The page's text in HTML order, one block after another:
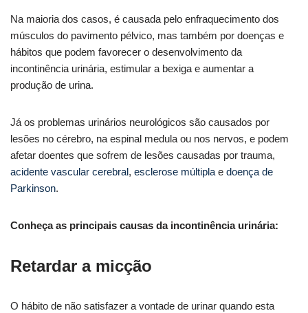
Na maioria dos casos, é causada pelo enfraquecimento dos
músculos do pavimento pélvico, mas também por doenças e
hábitos que podem favorecer o desenvolvimento da
incontinência urinária, estimular a bexiga e aumentar a
produção de urina.
Já os problemas urinários neurológicos são causados por
lesões no cérebro, na espinal medula ou nos nervos, e podem
afetar doentes que sofrem de lesões causadas por trauma,
acidente vascular cerebral, esclerose múltipla e doença de
Parkinson.
Conheça as principais causas da incontinência urinária:
Retardar a micção
O hábito de não satisfazer a vontade de urinar quando esta